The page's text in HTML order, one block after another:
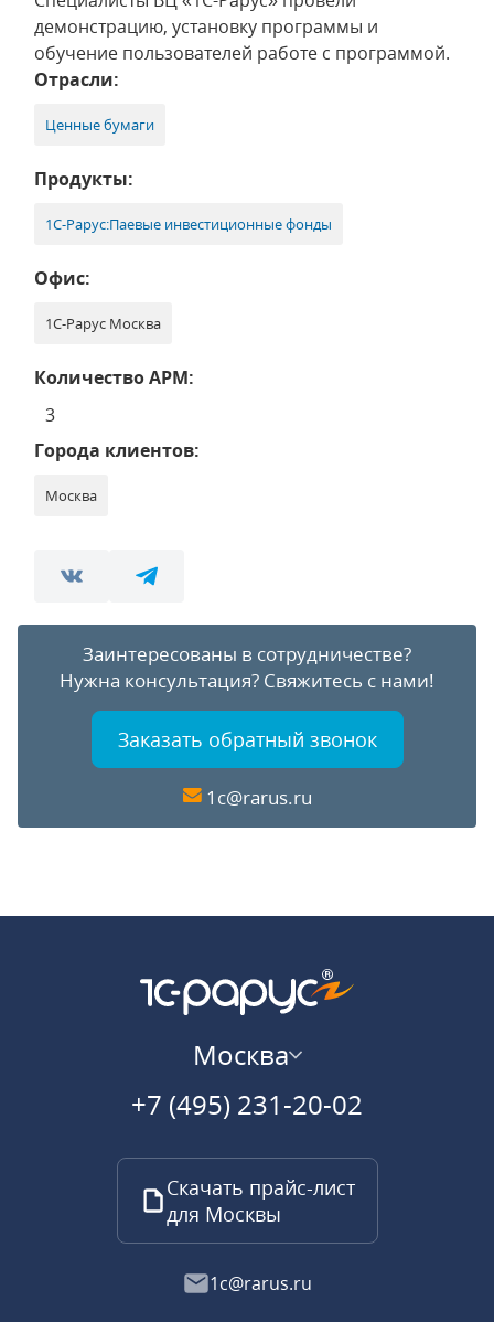
демонстрацию, установку программы и
обучение пользователей работе с программой.
Отрасли:
Ценные бумаги
Продукты:
1С-Рарус:Паевые инвестиционные фонды
Офис:
1С-Рарус Москва
Количество АРМ:
3
Города клиентов:
Москва
Заинтересованы в сотрудничестве?
Нужна консультация? Свяжитесь с нами!
Заказать обратный звонок
1c@rarus.ru
Москва
+7 (495) 231-20-02
Скачать прайс-лист
для Москвы
1c@rarus.ru